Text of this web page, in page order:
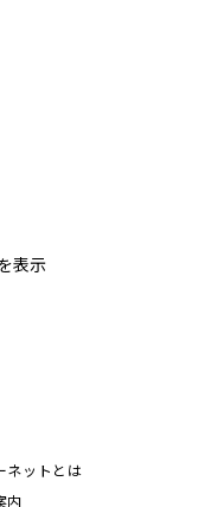
表示
ネットとは
内